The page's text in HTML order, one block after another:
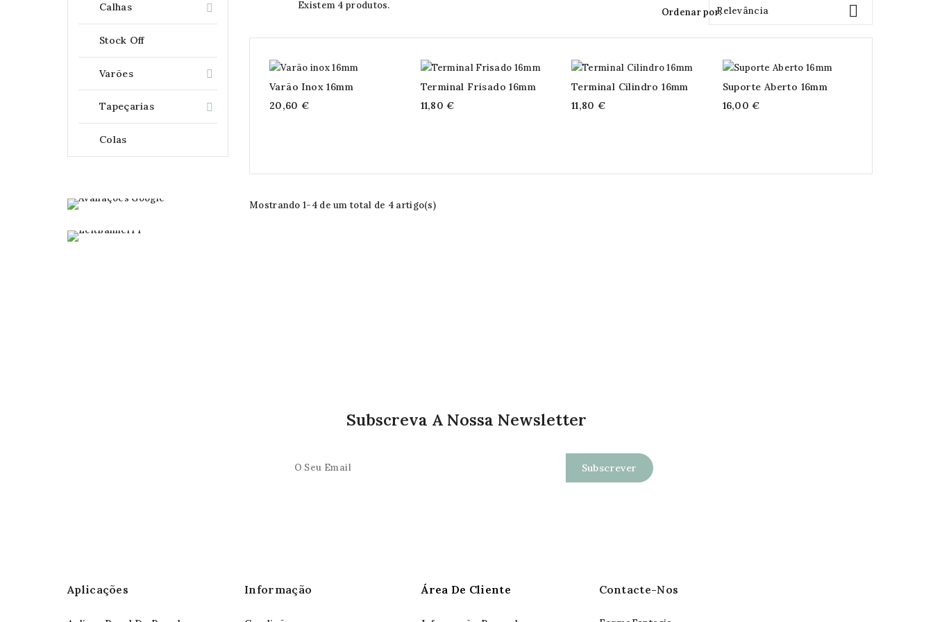

Calhas
Stock Off

Varões

Tapeçarias
Colas
Existem 4 produtos.
Ordenar por:Relevância 
Varão Inox 16mm
20,60 €
Terminal Frisado 16mm
11,80 €
Terminal Cilindro 16mm
11,80 €
Suporte Aberto 16mm
16,00 €
Mostrando 1-4 de um total de 4 artigo(s)
Subscreva A Nossa Newsletter
Aplicações Informação Área De Cliente Contacte-Nos